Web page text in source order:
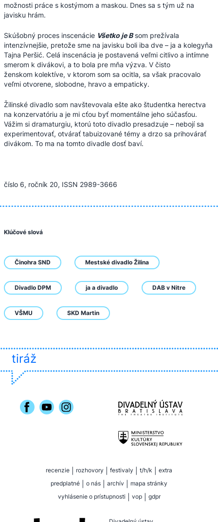
možnosti práce s kostýmom a maskou. Dnes sa s tým už na
javisku hrám.
Skúšobný proces inscenácie Všetko je Bsom prežívala
intenzívnejšie, pretože sme na javisku boli iba dve – ja a kolegyňa
Tajna Peršić. Celá inscenácia je postavená veľmi citlivo a intímne
smerom k divákovi, a to bola pre mňa výzva. V čisto
ženskom kolektíve, v ktorom som sa ocitla, sa však pracovalo
veľmi otvorene, slobodne, hravo a empaticky.
Žilinské divadlo som navštevovala ešte ako študentka herectva
na konzervatóriu a je mi cťou byť momentálne jeho súčasťou.
Vážim si dramaturgiu, ktorú toto divadlo presadzuje – nebojí sa
experimentovať, otvárať tabuizované témy a drzo sa prihovárať
divákom. To ma na tomto divadle dosť baví.
číslo 6, ročník 20, ISSN 2989-3666
Klúčové slová
Činohra SND Mestské divadlo Žilina
Divadlo DPM ja a divadlo DAB v Nitre
VŠMU SKD Martin
tiráž
recenzie rozhovory festivaly t/h/k
extra
predplatné
o nás archív
mapa stránky
vyhlásenie o prístupnosti
vop gdpr